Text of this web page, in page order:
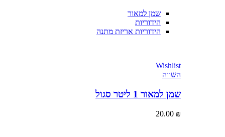
שמן למאור
הידוריות
הידוריות אריזת מתנה
Wishlist
שמן למאור 1 ליטר סגול
20.00